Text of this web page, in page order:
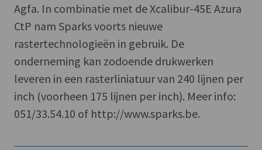
Agfa. In combinatie met de Xcalibur-45E Azura
CtP nam Sparks voorts nieuwe
rastertechnologieën in gebruik. De
onderneming kan zodoende drukwerken
leveren in een rasterliniatuur van 240 lijnen per
inch (voorheen 175 lijnen per inch). Meer info:
051/33.54.10 of http://www.sparks.be.